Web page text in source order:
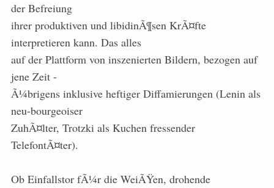
der Befreiung
ihrer produktiven und libidinÃ¶sen KrÃ¤fte
interpretieren kann. Das alles
auf der Plattform von inszenierten Bildern, bezogen auf
jene Zeit -
Ã¼brigens inklusive heftiger Diffamierungen (Lenin als
neu-bourgeoiser
ZuhÃ¤lter, Trotzki als Kuchen fressender
TelefontÃ¤ter).
Ob Einfallstor fÃ¼r die WeiÃŸen, drohende